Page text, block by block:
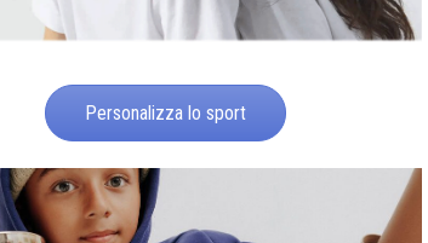
Personalizza lo sport